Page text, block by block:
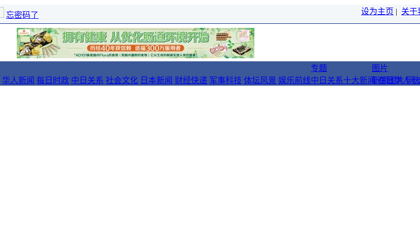
忘密码了 设为主页 | 关于
华人新闻 每日时政 中日关系 社会文化 日本新闻 财经快递 军事科技 体坛风景 娱乐前线
专题
中日关系十大新闻 在日华人
图片
新闻图片 网